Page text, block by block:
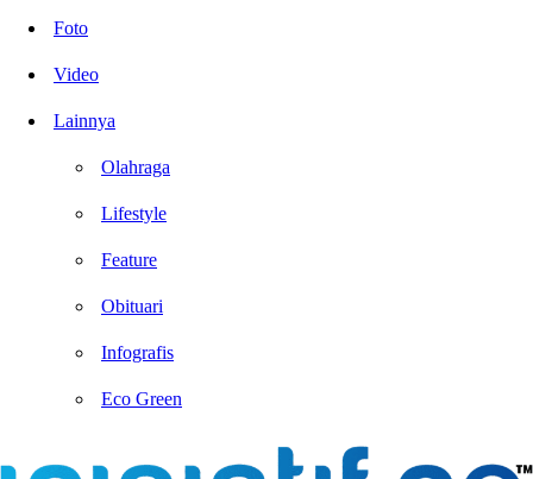
Foto
Video
Lainnya
Olahraga
Lifestyle
Feature
Obituari
Infografis
Eco Green